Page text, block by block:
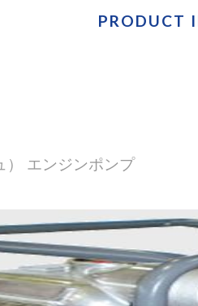
PRODUCT
） エンジンポンプ